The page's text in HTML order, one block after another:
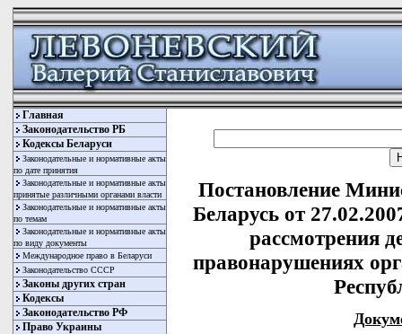
Главная
Законодательство РБ
Кодексы Беларуси
Законодательные и нормативные акты
по дате принятия
Законодательные и нормативные акты
принятые различными органами власти
Законодательные и нормативные акты
по темам
Законодательные и нормативные акты
по виду документы
Международное право в Беларуси
Законодательство СССР
Законы других стран
Кодексы
Законодательство РФ
Право Украины
Постановление
Беларусь от
рассмотрения
правонарушениях